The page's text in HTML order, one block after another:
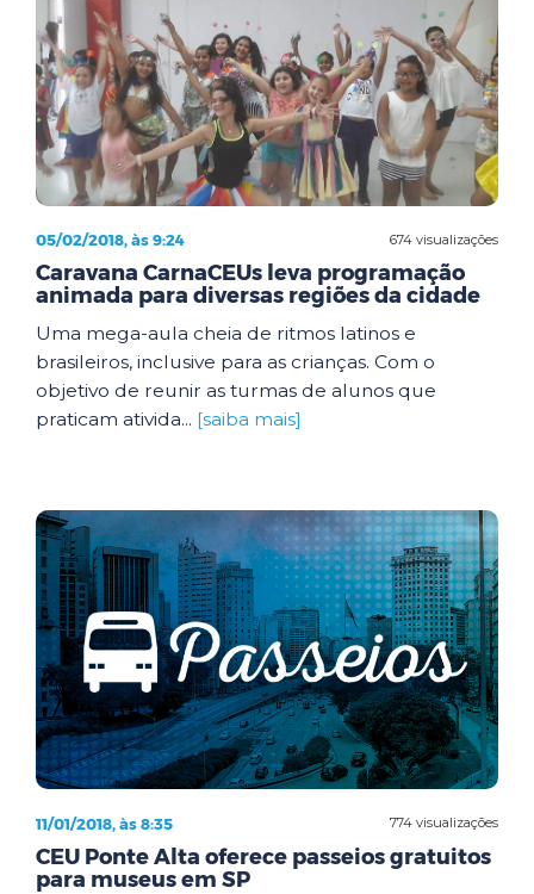
674 visualizações
05/02/2018, às 9:24
Caravana CarnaCEUs leva programação
animada para diversas regiões da cidade
Uma mega-aula cheia de ritmos latinos e
brasileiros, inclusive para as crianças. Com o
objetivo de reunir as turmas de alunos que
praticam ativida... [saiba mais]
774 visualizações
11/01/2018, às 8:35
CEU Ponte Alta oferece passeios gratuitos
para museus em SP